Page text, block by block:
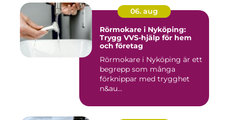
06. aug
Rörmokare i Nyköping:
Trygg VVS-hjälp för hem
och företag
Rörmokare i Nyköping är ett
begrepp som många
förknippar med trygghet
n&au...